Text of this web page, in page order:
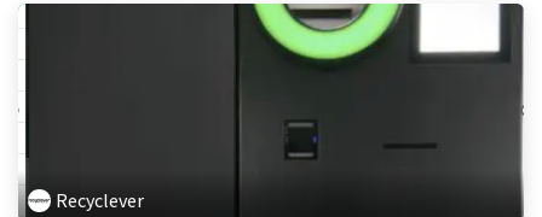
Recyclever